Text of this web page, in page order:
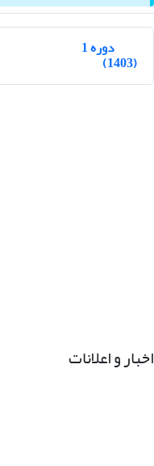
دوره 1
(1403)
اخبار و اعلانات